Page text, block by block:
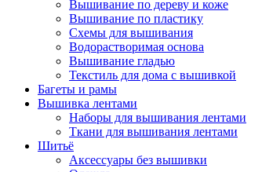
Вышивание по дереву и коже
Вышивание по пластику
Схемы для вышивания
Водорастворимая основа
Вышивание гладью
Текстиль для дома с вышивкой
Багеты и рамы
Вышивка лентами
Наборы для вышивания лентами
Ткани для вышивания лентами
Шитьё
Аксессуары без вышивки